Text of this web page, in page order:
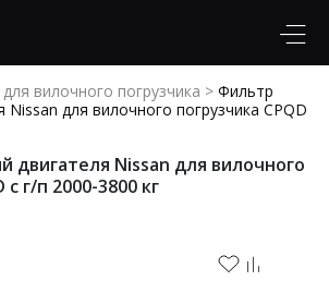
вилочного погрузчика > Фильтр
Nissan для вилочного погрузчика CPQD
двигателя Nissan для вилочного
с г/п 2000-3800 кг